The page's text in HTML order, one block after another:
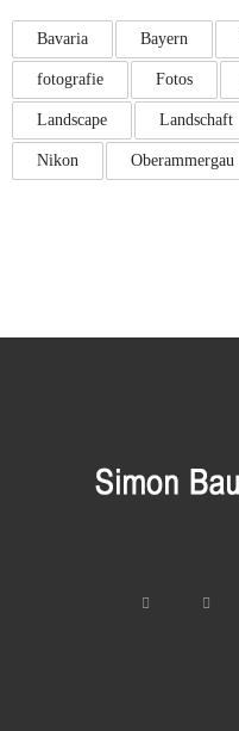
Bavaria Bayern
fotografie Fotos
Landscape Landschaft
Nikon Oberammergau